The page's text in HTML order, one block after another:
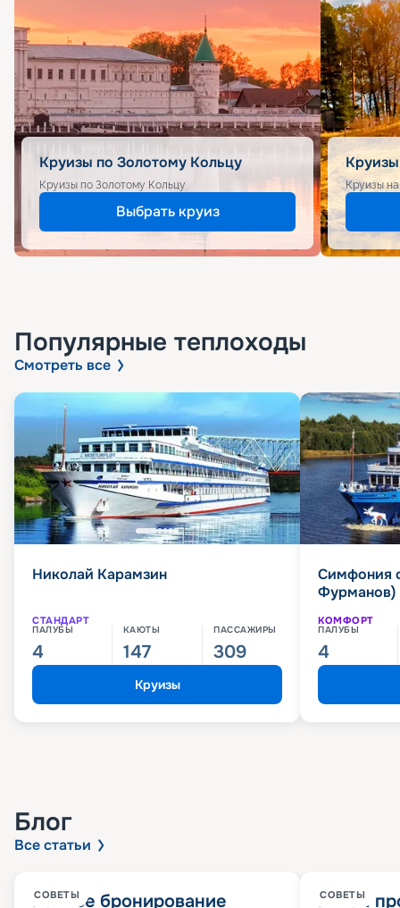
Круизы по Золотому Кольцу
Круизы по Золотому Кольцу
Выбрать круиз
Круизы
Популярные теплоходы
Смотреть все
Николай Карамзин
СТАНДАРТ
ПАЛУБЫ
4
КАЮТЫ
147
ПАССАЖИРЫ
309
Круизы
Симфония
Фурманов)
КОМФОРТ
ПАЛУБЫ
4
Блог
Все статьи
СОВЕТЫ
Раннее бронирование
СОВЕТЫ
Китай